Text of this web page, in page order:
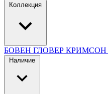
Коллекция
БОВЕН ГЛОВЕР КРИМСОН
Наличие